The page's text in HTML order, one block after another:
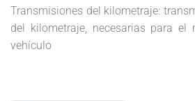
Transmisiones del kilometraje:
del kilometraje, necesarias para el
vehículo